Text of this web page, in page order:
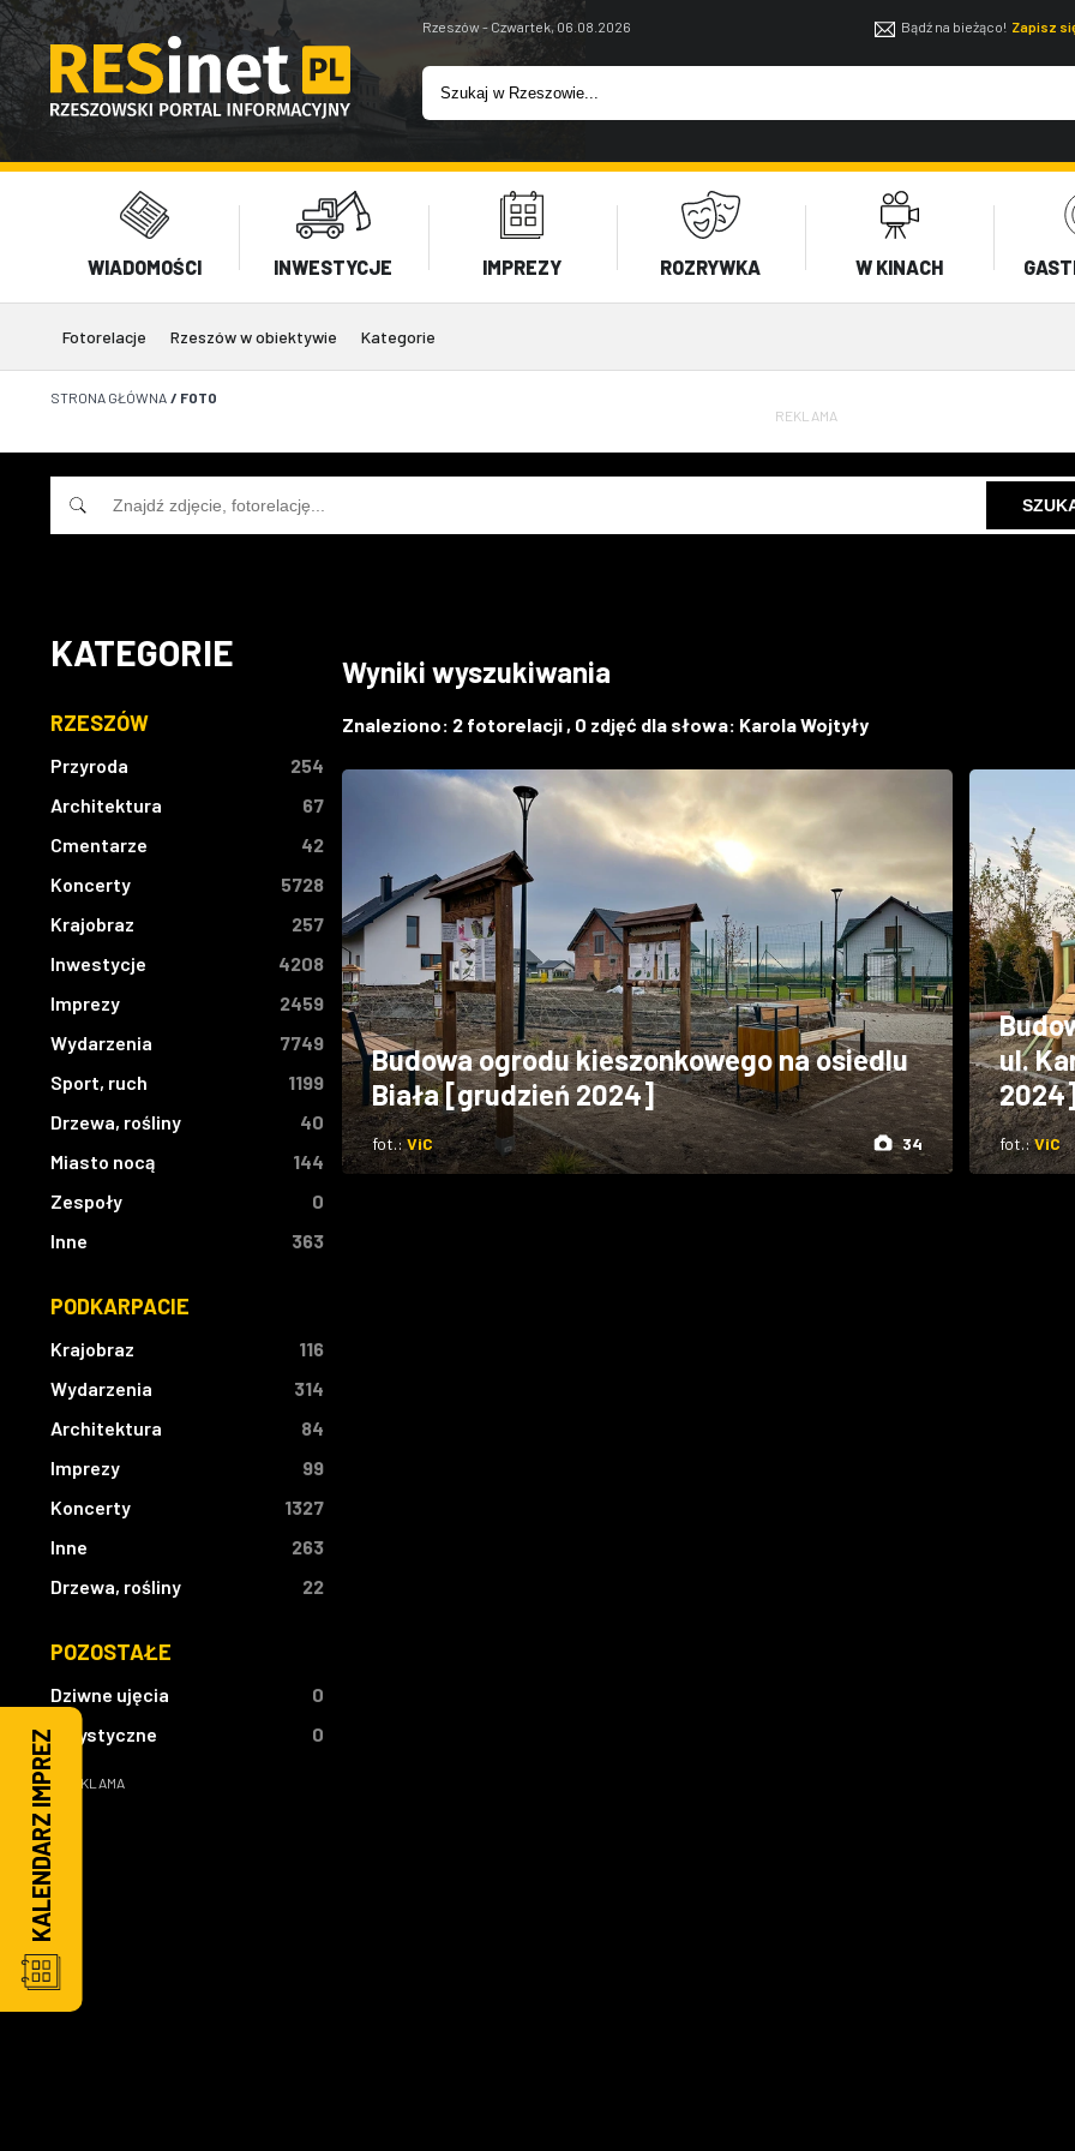
Rzeszów - Czwartek, 06.08.2026 Bądź na bieżąco! Zapisz
WIADOMOŚCI INWESTYCJE IMPREZY ROZRYWKA W KINACH
Fotorelacje Rzeszów w obiektywie Kategorie
STRONA GŁÓWNA / FOTO
REKLAMA
KATEGORIE
RZESZÓW
Przyroda
254
Architektura
67
Cmentarze
42
Koncerty
5728
Krajobraz
257
Inwestycje
4208
Imprezy
2459
Wydarzenia
7749
Sport, ruch
1199
Drzewa, rośliny
40
Miasto nocą
144
Zespoły
0
Inne
363
PODKARPACIE
Krajobraz
116
Wydarzenia
314
Architektura
84
Imprezy
99
Koncerty
1327
Inne
263
Drzewa, rośliny
22
POZOSTAŁE
Dziwne ujęcia
0
Artystyczne
0
REKLAMA
Wyniki wyszukiwania
Znaleziono: 2 fotorelacji , 0 zdjęć dla słowa: Karola Wojtyły
Budowa ogrodu kieszonkowego na osiedlu
Biała [grudzień 2024]
fot.:ViC 34
ul.
fot.:ViC
KALENDARZ IMPREZ